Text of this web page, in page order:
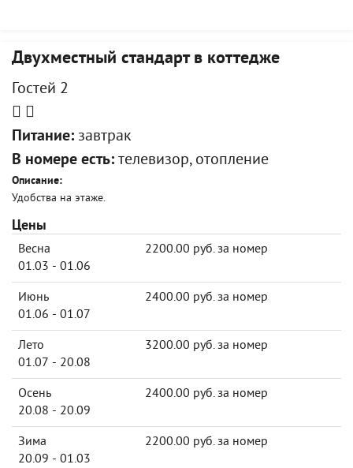
Двухместный стандарт в коттедже
Гостей 2
Питание: завтрак
В номере есть: телевизор, отопление
Описание:
Удобства на этаже.
Цены
Весна
01.03 - 01.06
2200.00 руб. за номер
Июнь
01.06 - 01.07
2400.00 руб. за номер
Лето
01.07 - 20.08
3200.00 руб. за номер
Осень
20.08 - 20.09
2400.00 руб. за номер
Зима
20.09 - 01.03
2200.00 руб. за номер